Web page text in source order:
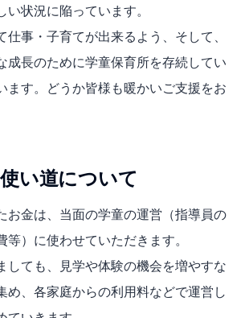
状況に陥っています。
仕事・子育てが出来るよう、そして、
成長のために学童保育所を存続してい
ます。どうか皆様も暖かいご支援をお
い道について
お金は、当面の学童の運営（指導員の
等）に使わせていただきます。
しても、見学や体験の機会を増やすな
め、各家庭からの利用料などで運営し